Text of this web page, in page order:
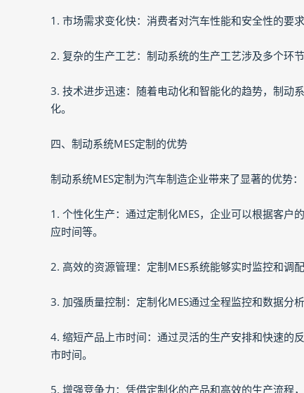
1. 市场需求变化快：消费者对汽车性能和安全性的要
2. 复杂的生产工艺：制动系统的生产工艺涉及多个环
3. 技术进步迅速：随着电动化和智能化的趋势，制动
化。
四、制动系统MES定制的优势
制动系统MES定制为汽车制造企业带来了显著的优势：
1. 个性化生产：通过定制化MES，企业可以根据客户
应时间等。
2. 高效的资源管理：定制MES系统能够实时监控和调
3. 加强质量控制：定制化MES通过全程监控和数据分
4. 缩短产品上市时间：通过灵活的生产安排和快速的
市时间。
5. 增强竞争力：凭借定制化的产品和高效的生产流程